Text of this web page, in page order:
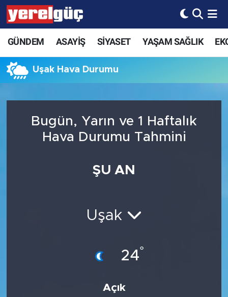
GÜNDEM ASAYİŞ SİYASET YAŞAM SAĞLIK
Uşak Hava Durumu
Bugün, Yarın ve 1 Haftalık
Hava Durumu Tahmini
ŞU AN
Uşak
24°
Açık